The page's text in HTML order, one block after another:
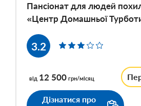
Пансіонат для людей
«Центр Домашньої
3.2
від 12 500 грн/місяц
Дізнатися про